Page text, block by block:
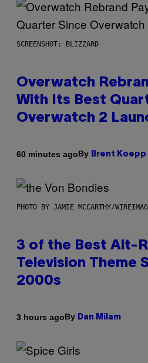
SCREENSHOT: BLIZZARD
Overwatch
With Its Best
Overwatch 2
60 minutes agoBy Brent Koepp
PHOTO BY JAMIE MCCARTHY/
3 of the Best Alt-
Television Theme
2000s
3 hours agoBy Dan Milam